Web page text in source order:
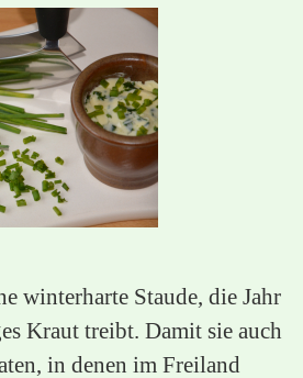
winterharte Staude, die Jahr
Kraut treibt. Damit sie auch
in denen im Freiland